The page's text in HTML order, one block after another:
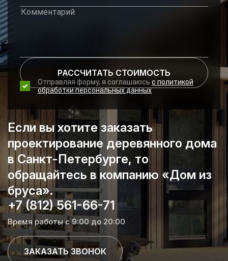
РАССЧИТАТЬ СТОИМОСТЬ
Отправляя форму, я соглашаюсь с политикой
обработки персональных данных
Если вы хотите заказать
проектирование деревянного дома
в Санкт-Петербурге, то
обращайтесь в компанию «Дом из
бруса».
+7 (812) 561-66-71
Время работы с 9:00 до 20:00
ЗАКАЗАТЬ ЗВОНОК